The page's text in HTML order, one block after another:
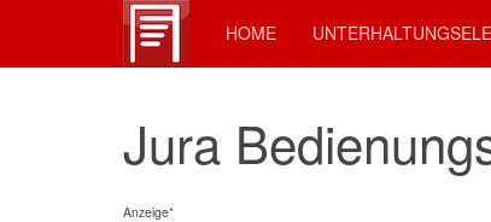
HOME
Jura
Anzeige*